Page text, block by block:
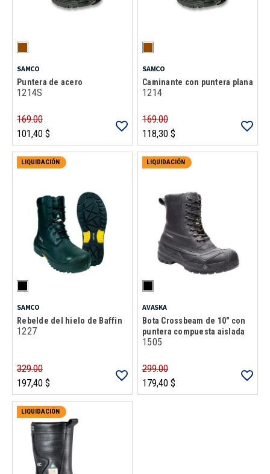
SAMCO
Puntera de acero
1214S
169.00
101,40 $
SAMCO
Caminante con puntera plana
1214
169.00
118,30 $
LIQUIDACIÓN
SAMCO
Rebelde del hielo de Baffin
1227
329.00
197,40 $
LIQUIDACIÓN
AVASKA
Bota Crossbeam de 10" con
puntera compuesta aislada
1505
299.00
179,40 $
LIQUIDACIÓN